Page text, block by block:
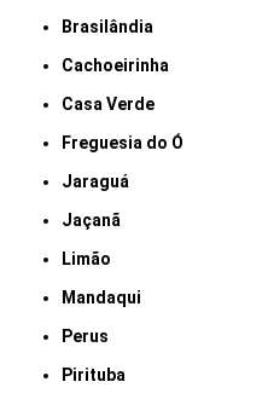
Brasilândia
Cachoeirinha
Casa Verde
Freguesia do Ó
Jaraguá
Jaçanã
Limão
Mandaqui
Perus
Pirituba